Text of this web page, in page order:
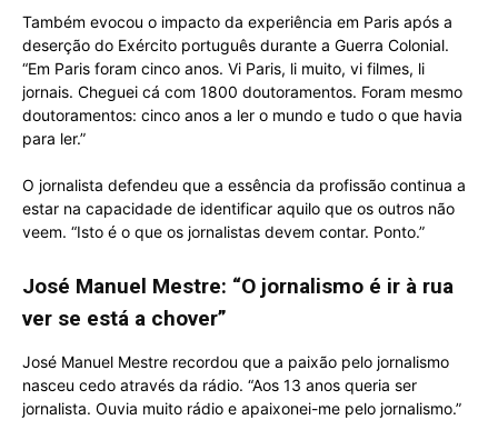
Também evocou o impacto da experiência em Paris após a
deserção do Exército português durante a Guerra Colonial.
“Em Paris foram cinco anos. Vi Paris, li muito, vi filmes, li
jornais. Cheguei cá com 1800 doutoramentos. Foram mesmo
doutoramentos: cinco anos a ler o mundo e tudo o que havia
para ler.”
O jornalista defendeu que a essência da profissão continua a
estar na capacidade de identificar aquilo que os outros não
veem. “Isto é o que os jornalistas devem contar. Ponto.”
José Manuel Mestre: “O jornalismo é ir à rua
ver se está a chover”
José Manuel Mestre recordou que a paixão pelo jornalismo
nasceu cedo através da rádio. “Aos 13 anos queria ser
jornalista. Ouvia muito rádio e apaixonei-me pelo jornalismo.”